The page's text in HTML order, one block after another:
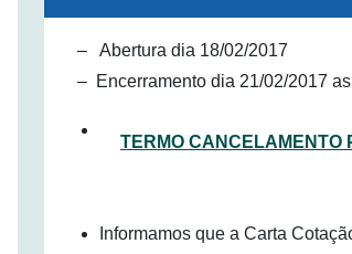
– Abertura dia 18/02/2017
– Encerramento dia 21/02/2017
TERMO CANCELAMENTO
Informamos que a Carta